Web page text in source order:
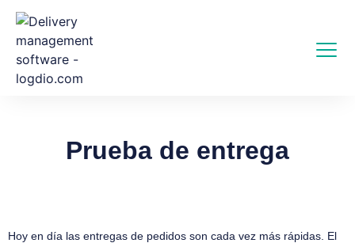
Prueba de entrega
Hoy en día las entregas de pedidos son cada vez más rápidas. El